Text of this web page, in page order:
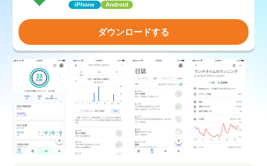
iPhone Android
ダウンロードする